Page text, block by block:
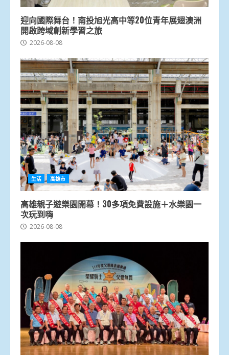
迎向國際舞台！南投旭光高中等20位青年展翅澳洲
開啟跨域創新學習之旅
2026-08-08
生活 高雄市
高雄親子遊樂園開幕！30多項免費設施＋水樂園一
次玩到嗨
2026-08-08